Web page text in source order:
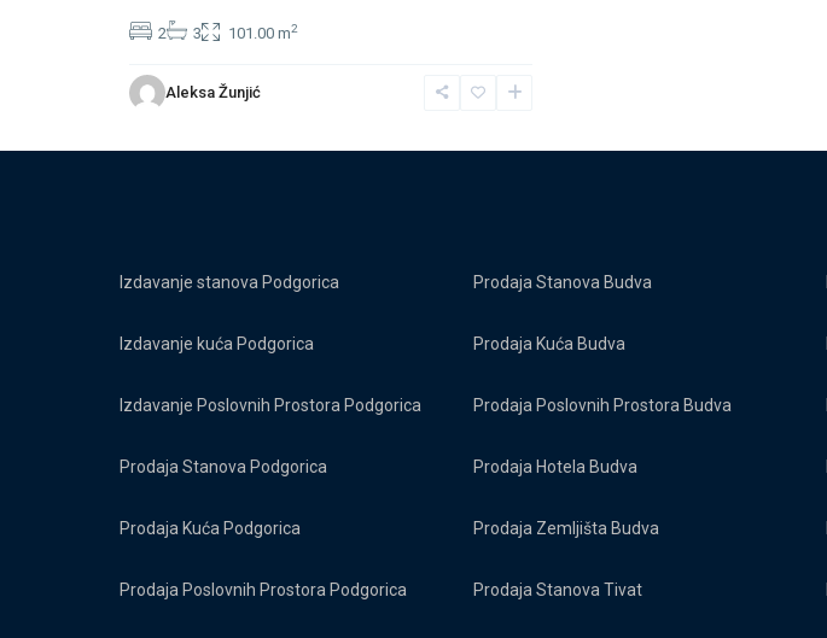
2 3 101.00 m2
Aleksa Žunjić
Izdavanje stanova Podgorica
Izdavanje kuća Podgorica
Izdavanje Poslovnih Prostora Podgorica
Prodaja Stanova Podgorica
Prodaja Kuća Podgorica
Prodaja Poslovnih Prostora Podgorica
Prodaja Stanova Budva
Prodaja Kuća Budva
Prodaja Poslovnih Prostora Budva
Prodaja Hotela Budva
Prodaja Zemljišta Budva
Prodaja Stanova Tivat